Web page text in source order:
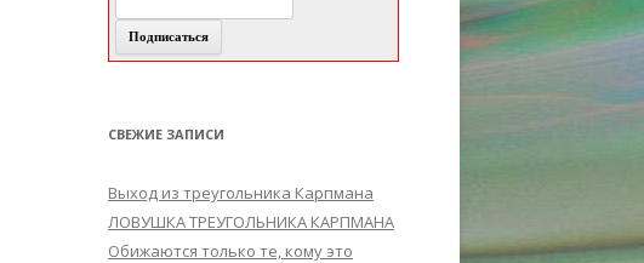
СВЕЖИЕ ЗАПИСИ
Выход из треугольника Карпмана
ЛОВУШКА ТРЕУГОЛЬНИКА КАРПМАНА
Обижаются только те, кому это